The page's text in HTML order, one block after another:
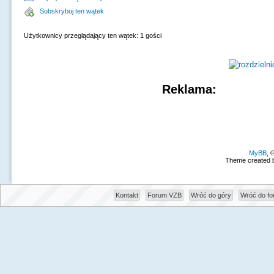
Subskrybuj ten wątek
Użytkownicy przeglądający ten wątek: 1 gości
Reklama:
MyBB,
Theme created
Kontakt Forum VZB Wróć do góry Wróć do